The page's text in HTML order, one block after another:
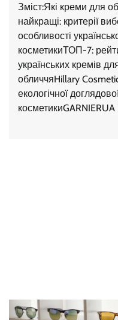
Зміст:Які креми для
найкращі: критерії
особливості
косметикиТОП-7:
українських кремів
обличчяHillary
екологічної